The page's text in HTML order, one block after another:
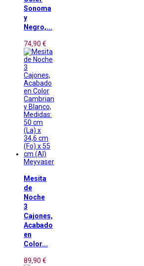
Sonoma
y
Negro,...
74,90 €
Meyvaser
Mesita
de
Noche
3
Cajones,
Acabado
en
Color...
89,90 €